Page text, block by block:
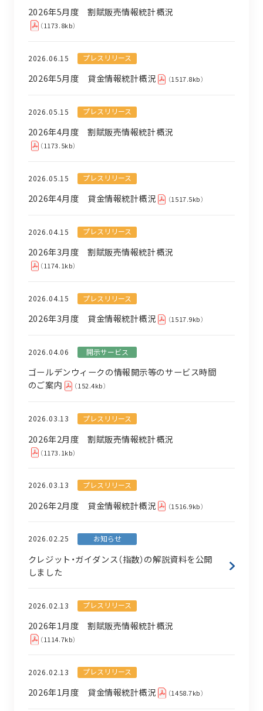
2026年5月度 割賦販売情報統計概況
（1173.8kb）
2026.06.15 プレスリリース
2026年5月度 貸金情報統計概況 （1517.8kb）
2026.05.15 プレスリリース
2026年4月度 割賦販売情報統計概況
（1173.5kb）
2026.05.15 プレスリリース
2026年4月度 貸金情報統計概況 （1517.5kb）
2026.04.15 プレスリリース
2026年3月度 割賦販売情報統計概況
（1174.1kb）
2026.04.15 プレスリリース
2026年3月度 貸金情報統計概況 （1517.9kb）
2026.04.06 開示サービス
ゴールデンウィークの情報開示等のサービス時間
のご案内
（152.4kb）
2026.03.13 プレスリリース
2026年2月度 割賦販売情報統計概況
（1173.1kb）
2026.03.13 プレスリリース
2026年2月度 貸金情報統計概況 （1516.9kb）
2026.02.25 お知らせ
クレジット・ガイダンス（指数）の解説資料を公開
しました
2026.02.13 プレスリリース
2026年1月度 割賦販売情報統計概況
（1114.7kb）
2026.02.13 プレスリリース
2026年1月度 貸金情報統計概況 （1458.7kb）